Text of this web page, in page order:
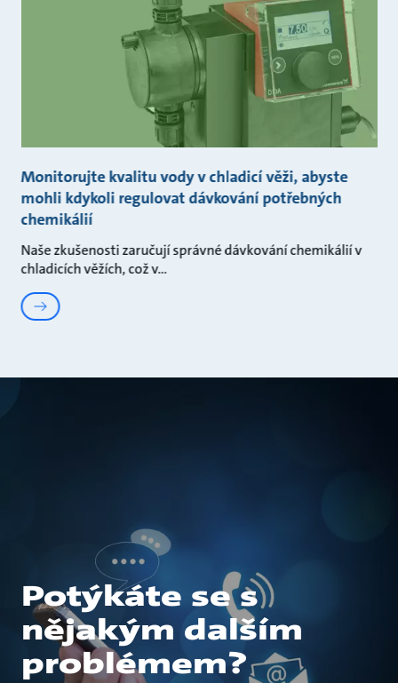
Monitorujte kvalitu vody v chladicí věži, abyste
mohli kdykoli regulovat dávkování potřebných
chemikálií
Naše zkušenosti zaručují správné dávkování chemikálií v
chladicích věžích, což v
Potýkáte se s
nějakým dalším
problémem?